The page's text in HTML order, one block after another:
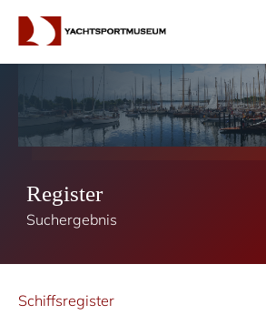
Register
Suchergebnis
Schiffsregister